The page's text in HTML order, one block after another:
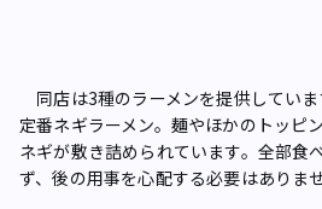
同店は3種のラーメンを提供してい
定番ネギラーメン。麺やほかのトッピ
ネギが敷き詰められています。全部食
ず、後の用事を心配する必要はありませ